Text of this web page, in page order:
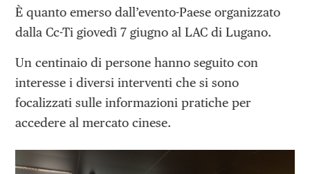
È quanto emerso dall’evento-Paese organizzato
dalla Cc-Ti giovedì 7 giugno al LAC di Lugano.
Un centinaio di persone hanno seguito con
interesse i diversi interventi che si sono
focalizzati sulle informazioni pratiche per
accedere al mercato cinese.